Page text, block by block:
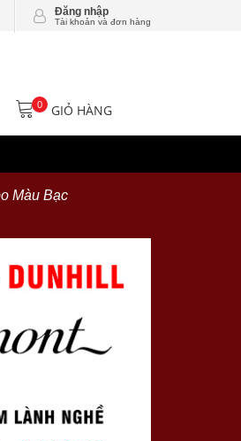
Đăng nhập
Tài khoản và đơn hàng
0 GIỎ HÀNG
Màu Bạc